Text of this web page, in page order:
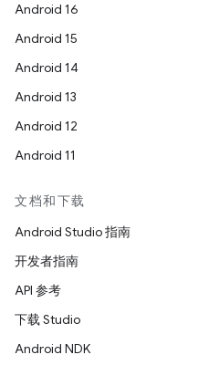
Android 16
Android 15
Android 14
Android 13
Android 12
Android 11
文档和下载
Android Studio 指南
开发者指南
API 参考
下载 Studio
Android NDK